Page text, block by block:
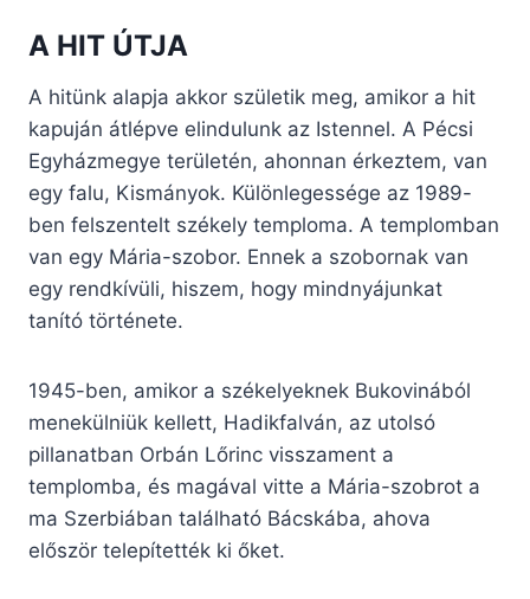
A HIT ÚTJA
A hitünk alapja akkor születik meg, amikor a hit
kapuján átlépve elindulunk az Istennel. A Pécsi
Egyházmegye területén, ahonnan érkeztem, van
egy falu, Kismányok. Különlegessége az 1989-
ben felszentelt székely temploma. A templomban
van egy Mária-szobor. Ennek a szobornak van
egy rendkívüli, hiszem, hogy mindnyájunkat
tanító története.
1945-ben, amikor a székelyeknek Bukovinából
menekülniük kellett, Hadikfalván, az utolsó
pillanatban Orbán Lőrinc visszament a
templomba, és magával vitte a Mária-szobrot a
ma Szerbiában található Bácskába, ahova
először telepítették ki őket.